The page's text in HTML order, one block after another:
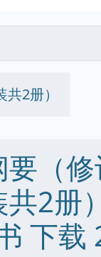
2册）
（
共2
下载